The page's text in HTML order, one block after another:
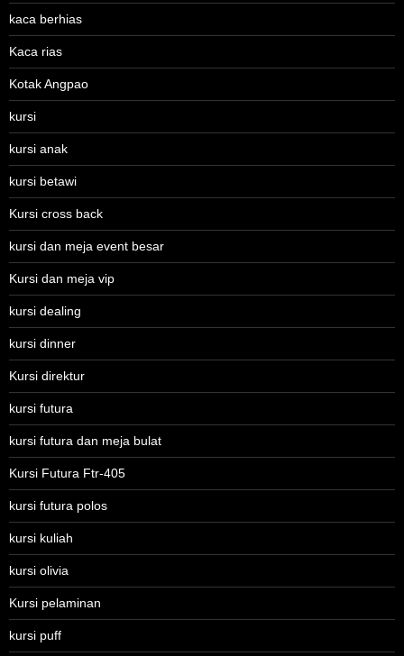
kaca berhias
Kaca rias
Kotak Angpao
kursi
kursi anak
kursi betawi
Kursi cross back
kursi dan meja event besar
Kursi dan meja vip
kursi dealing
kursi dinner
Kursi direktur
kursi futura
kursi futura dan meja bulat
Kursi Futura Ftr-405
kursi futura polos
kursi kuliah
kursi olivia
Kursi pelaminan
kursi puff